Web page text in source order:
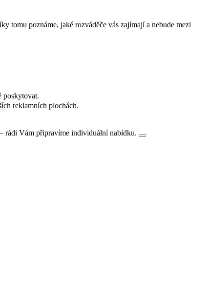
tomu poznáme, jaké rozváděče vás zajímají a nebude mezi
poskytovat.
reklamních plochách.
rádi Vám připravíme individuální nabídku.